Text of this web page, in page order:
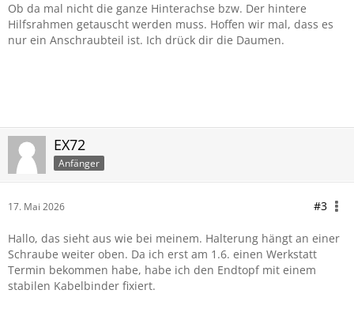
Ob da mal nicht die ganze Hinterachse bzw. Der hintere
Hilfsrahmen getauscht werden muss. Hoffen wir mal, dass es
nur ein Anschraubteil ist. Ich drück dir die Daumen.
EX72
Anfänger
17. Mai 2026 #3
Hallo, das sieht aus wie bei meinem. Halterung hängt an einer
Schraube weiter oben. Da ich erst am 1.6. einen Werkstatt
Termin bekommen habe, habe ich den Endtopf mit einem
stabilen Kabelbinder fixiert.